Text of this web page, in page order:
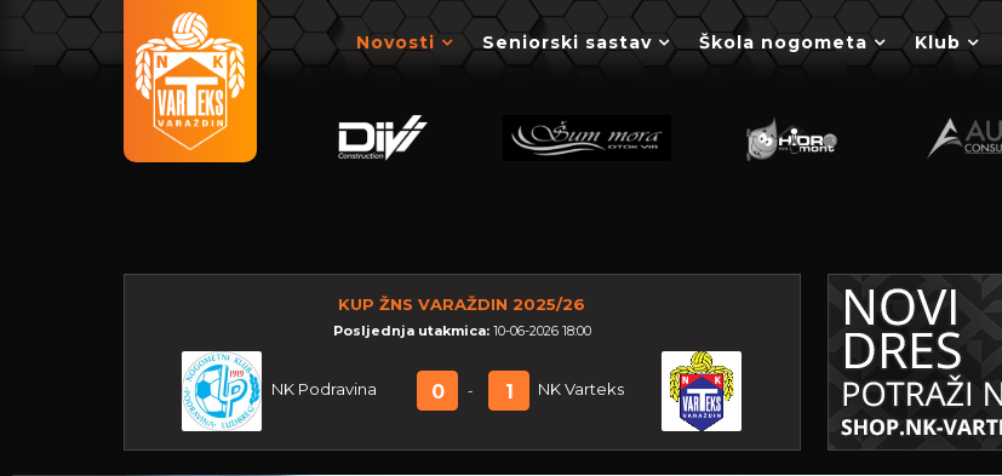
Novosti Seniorski sastav Škola nogometa Klub
KUP ŽNS VARAŽDIN 2025/26
Posljednja utakmica: 10-06-2026 18:00
NK Podravina 0 - 1 NK Varteks